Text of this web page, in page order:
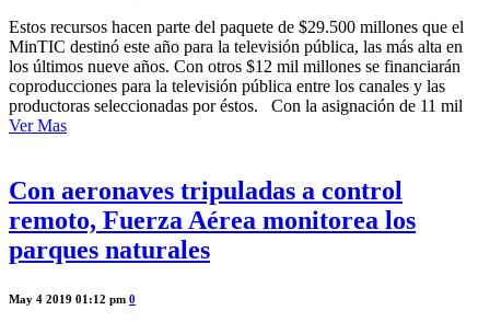
Estos recursos hacen parte del paquete de $29.500 millones que el
MinTIC destinó este año para la televisión pública, las más alta en
los últimos nueve años. Con otros $12 mil millones se financiarán
coproducciones para la televisión pública entre los canales y las
productoras seleccionadas por éstos. Con la asignación de 11 mil
Ver Mas
Con aeronaves tripuladas a control
remoto, Fuerza Aérea monitorea los
parques naturales
May 4 2019 01:12 pm 0